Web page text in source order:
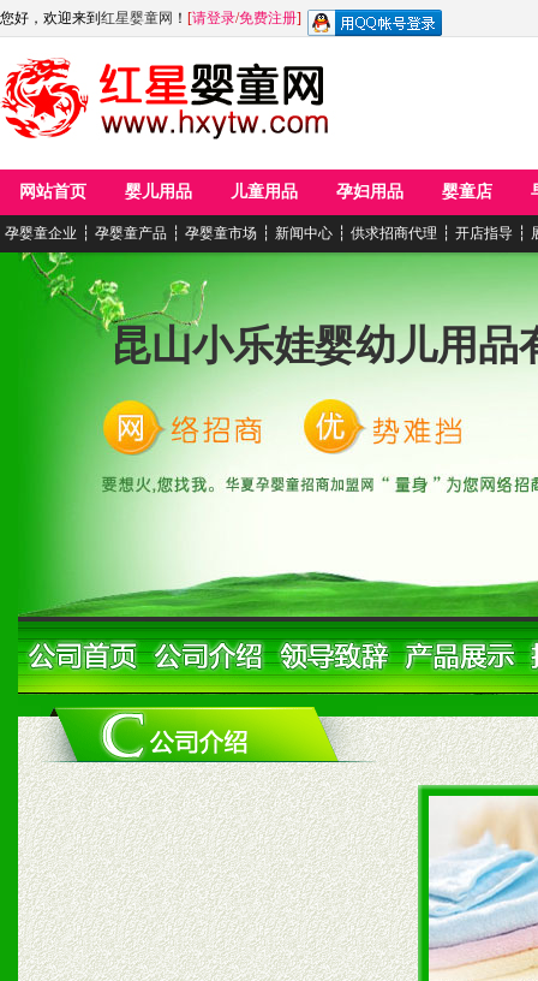
您好，欢迎来到 红星婴童网 ！ [请登录/免费注册]
网站首页 婴儿用品 儿童用品 孕妇用品 婴童店
孕婴童企业 ┆ 孕婴童产品 ┆ 孕婴童市场 ┆ 新闻中心 ┆ 供求招商代理 ┆ 开店指导 ┆
昆山小乐娃婴幼儿用品